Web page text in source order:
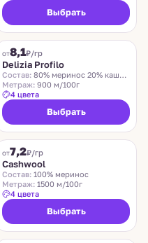
Выбрать
от8,1₽/гр
Delizia Profilo
Состав: 80% меринос 20% кашемир
Метраж: 900 м/100г
4 цвета
Выбрать
от7,2₽/гр
Cashwool
Состав: 100% меринос
Метраж: 1500 м/100г
4 цвета
Выбрать